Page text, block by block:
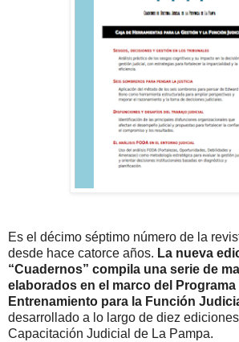
Es el décimo séptimo número de la
desde hace catorce años. La nueva
“Cuadernos” compila una serie de
elaborados en el marco del
Entrenamiento para la Función
desarrollado a lo largo de diez
Capacitación Judicial de La Pampa.